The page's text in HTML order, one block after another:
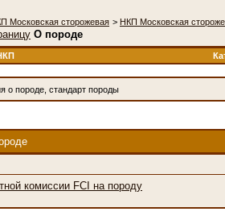
Московская сторожевая > НКП Московская
О породе
о породе, стандарт породы
комиссии FCI на породу